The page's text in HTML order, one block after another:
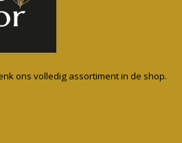
ons volledig assortiment in de shop.